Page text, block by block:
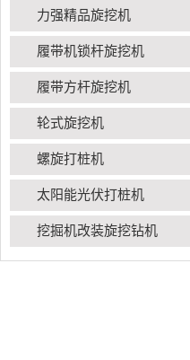
力强精品旋挖机
履带机锁杆旋挖机
履带方杆旋挖机
轮式旋挖机
螺旋打桩机
太阳能光伏打桩机
挖掘机改装旋挖钻机